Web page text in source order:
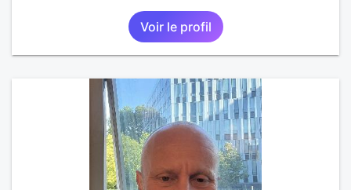
Voir le profil